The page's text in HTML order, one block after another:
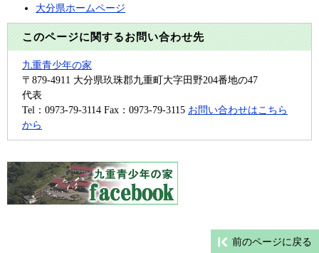
大分県ホームページ
このページに関するお問い合わせ先
九重青少年の家
〒879-4911 大分県玖珠郡九重町大字田野204番地の47
代表
Tel：0973-79-3114 Fax：0973-79-3115 お問い合わせはこちら
から
前のページに戻る